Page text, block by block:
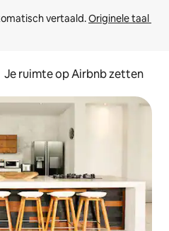
vertaald. Originele taal
Je ruimte op Airbnb zetten